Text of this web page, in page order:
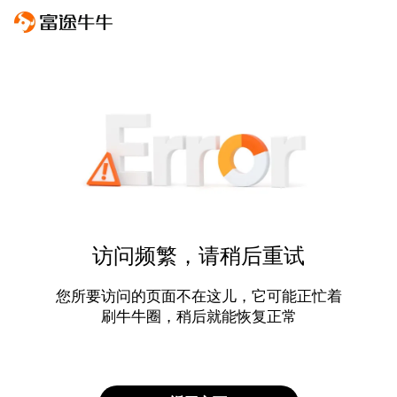
访问频繁，请稍后重试
您所要访问的页面不在这儿，它可能正忙着
刷牛牛圈，稍后就能恢复正常